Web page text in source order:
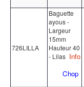
726LILLA
Baguette
ayous -
Largeur
15mm
Hauteur 40
- Lilas Info
Chop